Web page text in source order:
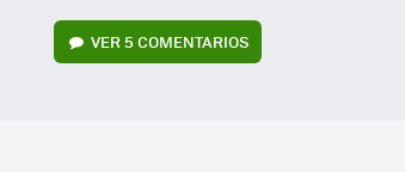
VER5 COMENTARIOS